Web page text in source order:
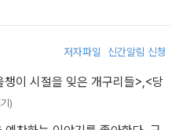
싸이게 된 안혜린은 모든 연락
에서 그녀를 찾아낸 사람은 바로
저자파일 신간알림 신청
챙이 시절을 잊은 개구리들>,<당
)